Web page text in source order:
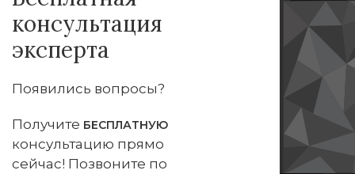
консультация
эксперта
Появились вопросы?
Получите БЕСПЛАТНУЮ
консультацию прямо
сейчас! Позвоните по